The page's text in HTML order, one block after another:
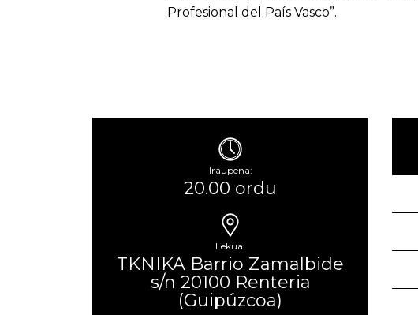
Profesional del País Vasco”.
Iraupena:
20.00 ordu
Lekua:
TKNIKA Barrio Zamalbide
s/n 20100 Renteria
(Guipúzcoa)